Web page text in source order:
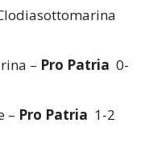
– Pro Patria 0-
– Pro Patria 1-2